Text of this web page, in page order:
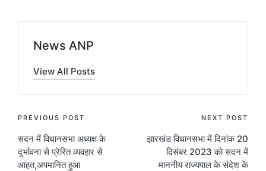
News ANP
View All Posts
Post
navigation
PREVIOUS POST
सदन में विधानसभा अध्यक्ष के
दुर्भावना से प्रेरित व्यवहार से
आहत,अपमानित हुआ
NEXT POST
झारखंड विधानसभा में दिनांक 20
दिसंबर 2023 को सदन में
माननीय राज्यपाल के संदेश के